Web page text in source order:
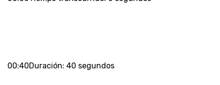
00:40Duración: 40 segundos